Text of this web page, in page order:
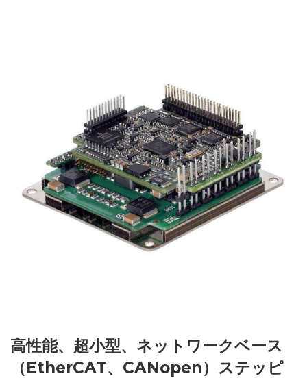
高性能、超小型、ネットワークベース
（EtherCAT、CANopen）ステッピ